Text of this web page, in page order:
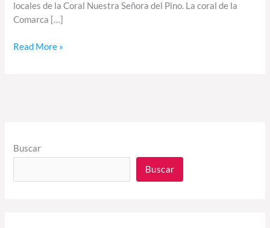
locales de la Coral Nuestra Señora del Pino. La coral de la
Comarca […]
Read More »
Buscar
Buscar